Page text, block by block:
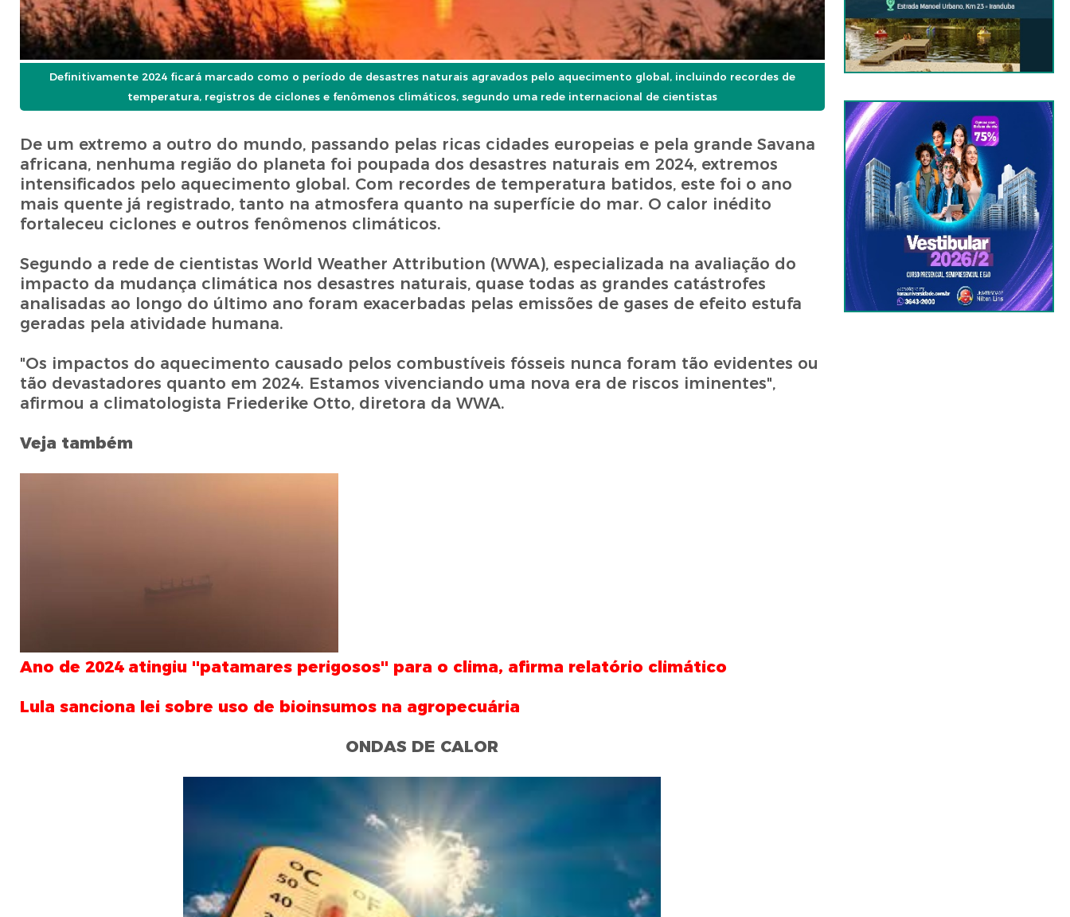
Definitivamente 2024 ficará marcado como o período de desastres naturais agravados pelo aquecimento global, incluindo recordes de
temperatura, registros de ciclones e fenômenos climáticos, segundo uma rede internacional de cientistas
De um extremo a outro do mundo, passando pelas ricas cidades europeias e pela grande Savana
africana, nenhuma região do planeta foi poupada dos desastres naturais em 2024, extremos
intensificados pelo aquecimento global. Com recordes de temperatura batidos, este foi o ano
mais quente já registrado, tanto na atmosfera quanto na superfície do mar. O calor inédito
fortaleceu ciclones e outros fenômenos climáticos.
Segundo a rede de cientistas World Weather Attribution (WWA), especializada na avaliação do
impacto da mudança climática nos desastres naturais, quase todas as grandes catástrofes
analisadas ao longo do último ano foram exacerbadas pelas emissões de gases de efeito estufa
geradas pela atividade humana.
"Os impactos do aquecimento causado pelos combustíveis fósseis nunca foram tão evidentes ou
tão devastadores quanto em 2024. Estamos vivenciando uma nova era de riscos iminentes",
afirmou a climatologista Friederike Otto, diretora da WWA.
Veja também
Ano de 2024 atingiu ''patamares perigosos'' para o clima, afirma relatório climático
Lula sanciona lei sobre uso de bioinsumos na agropecuária
ONDAS DE CALOR